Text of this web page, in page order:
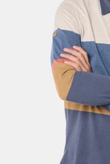
Trabaja con nosotros